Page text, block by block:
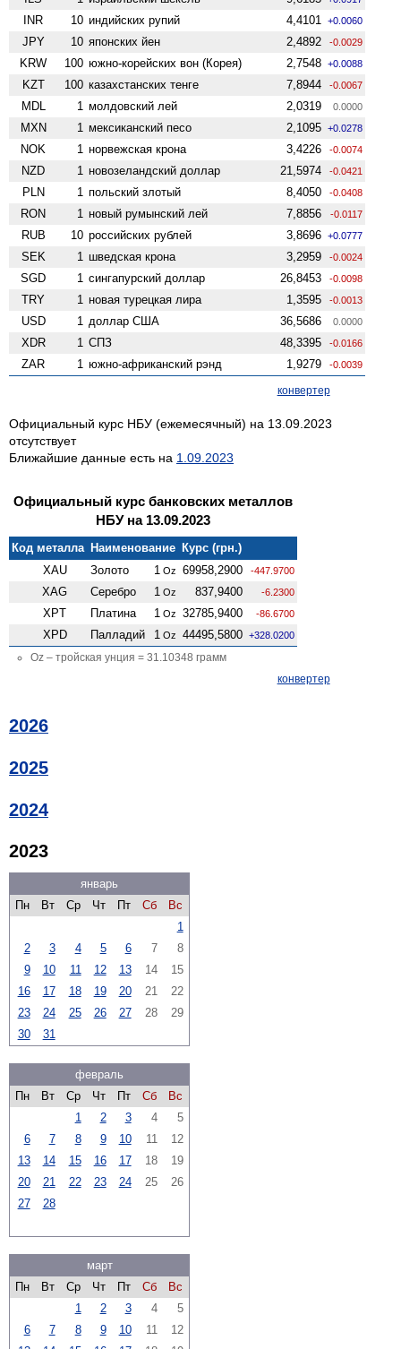
INR 10 индийских рупий 4,4101 +0.0060
JPY 10 японских йен 2,4892 -0.0029
KRW 100 южно-корейских вон (Корея) 2,7548 +0.0088
KZT 100 казахстанских тенге 7,8944 -0.0067
MDL 1 молдовский лей 2,0319 0.0000
MXN 1 мексиканский песо 2,1095 +0.0278
NOK 1 норвежская крона 3,4226 -0.0074
NZD 1 ново­зеландский доллар 21,5974 -0.0421
PLN 1 польский злотый 8,4050 -0.0408
RON 1 новый румынский лей 7,8856 -0.0117
RUB 10 российских рублей 3,8696 +0.0777
SEK 1 шведская крона 3,2959 -0.0024
SGD 1 сингапурский доллар 26,8453 -0.0098
TRY 1 новая турецкая лира 1,3595 -0.0013
USD 1 доллар США 36,5686 0.0000
XDR 1 СПЗ 48,3395 -0.0166
ZAR 1 южно-африканский рэнд 1,9279 -0.0039
конвертер
Официальный курс НБУ (ежемесячный) на 13.09.2023
отсутствует
Ближайшие данные есть на 1.09.2023
Официальный курс банковских металлов
НБУ на 13.09.2023
Код металла Наименование Курс (грн.)
XAU
Золото 1 Oz 69958,2900 -447.9700
XAG Серебро 1 Oz 837,9400 -6.2300
XPT Платина 1 Oz 32785,9400 -86.6700
XPD Палладий 1 Oz 44495,5800 +328.0200
Oz – тройская унция = 31.10348 грамм
конвертер
2026
2025
2024
2023
январь
Пн
Вт Ср Чт Пт Сб
Вс
1
2
3 4 5 6 7
8
9
10 11 12 13 14
15
16
17 18 19 20 21
22
23
24 25 26 27 28
29
30
31
февраль
Пн
Вт Ср Чт Пт Сб
Вс
1
2 3 4
5
6
7 8 9 10 11
12
13
14 15 16 17 18
19
20
21 22 23 24 25
26
27
28
март
Пн
Вт Ср Чт Пт Сб
Вс
1
2 3 4
5
6
7 8 9 10 11
12